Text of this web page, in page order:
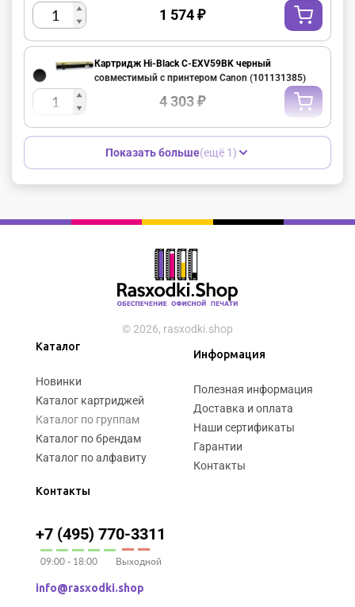
1 574 ₽
Картридж Hi-Black C-EXV59BK черный
совместимый с принтером Canon (101131385)
4 303 ₽
Показать больше(ещё 1)
© 2026, rasxodki.shop
Каталог
Новинки
Каталог картриджей
Каталог по группам
Каталог по брендам
Каталог по алфавиту
Информация
Полезная информация
Доставка и оплата
Наши сертификаты
Гарантии
Контакты
Контакты
+7 (495) 770-3311
09:00 - 18:00 Выходной
info@rasxodki.shop